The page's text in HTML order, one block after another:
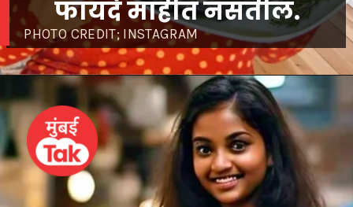
PHOTO CREDIT; INSTAGRAM
फायदे माहीत नसतील.